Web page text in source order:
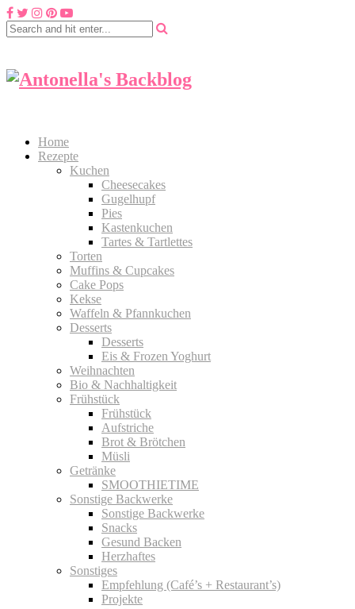
Home
Rezepte
Kuchen
Cheesecakes
Gugelhupf
Pies
Kastenkuchen
Tartes & Tartlettes
Torten
Muffins & Cupcakes
Cake Pops
Kekse
Waffeln & Pfannkuchen
Desserts
Desserts
Eis & Frozen Yoghurt
Weihnachten
Bio & Nachhaltigkeit
Frühstück
Frühstück
Aufstriche
Brot & Brötchen
Müsli
Getränke
SMOOTHIETIME
Sonstige Backwerke
Sonstige Backwerke
Snacks
Gesund Backen
Herzhaftes
Sonstiges
Empfehlung (Café’s + Restaurant’s)
Projekte